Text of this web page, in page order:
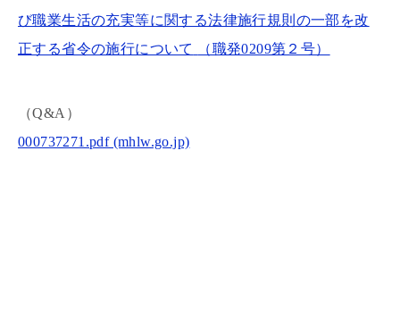
び職業生活の充実等に関する法律施行規則の一部を改
正する省令の施行について
（職発0209第２号）
（Q&A）
000737271.pdf (mhlw.go.jp)